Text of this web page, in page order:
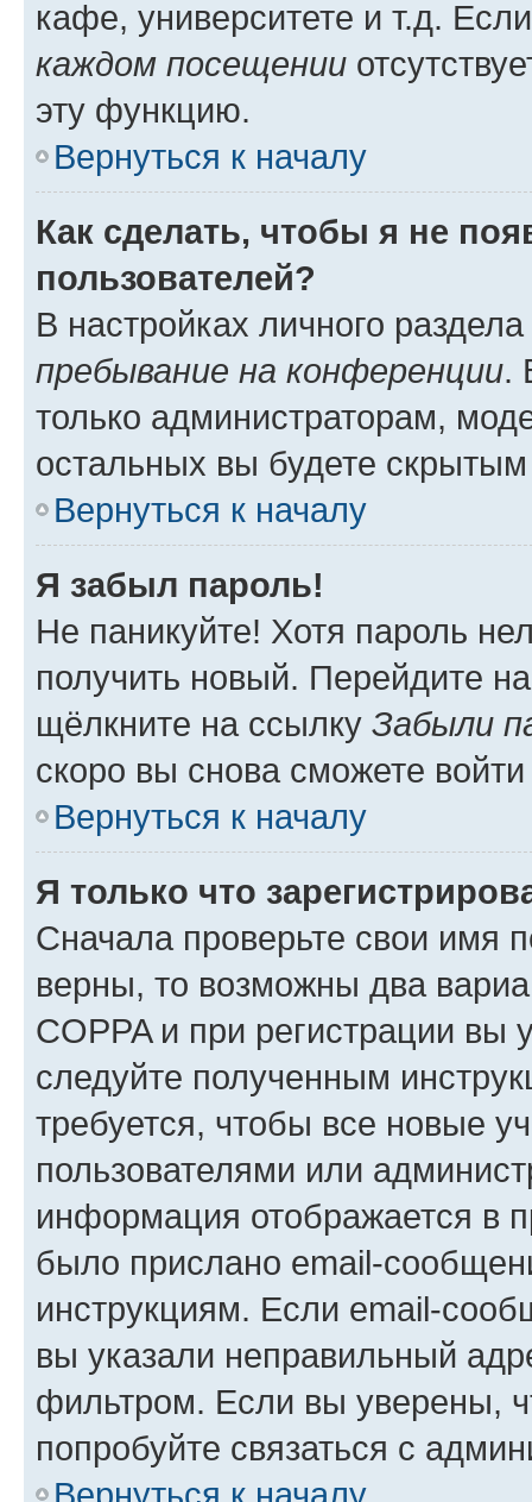
кафе, университете и т.д.
каждом посещении
эту функцию.
Вернуться к началу
Как сделать, чтобы я не
пользователей?
В настройках личного
пребывание на конференции.
только администраторам,
остальных вы будете
Вернуться к началу
Я забыл пароль!
Не паникуйте! Хотя пароль
получить новый. Перейдите
щёлкните на ссылку Забыли
скоро вы снова сможете
Вернуться к началу
Я только что
Сначала проверьте свои имя
верны, то возможны два
COPPA и при регистрации вы
следуйте полученным
требуется, чтобы все новые
пользователями или
информация отображается в
было прислано email-
инструкциям. Если email-
вы указали неправильный
фильтром. Если вы уверены,
попробуйте связаться с
Вернуться к началу